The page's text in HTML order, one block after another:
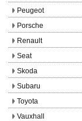
Peugeot
Porsche
Renault
Seat
Skoda
Subaru
Toyota
Vauxhall